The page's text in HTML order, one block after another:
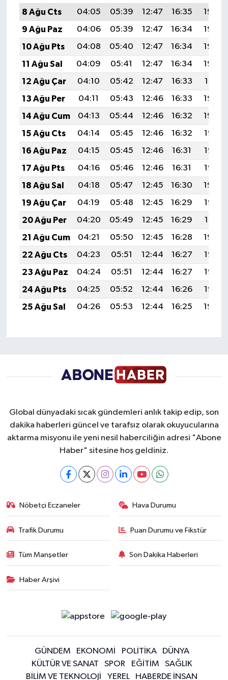
8 Ağu Cts
04:05 05:39 12:47 16:35
19:46
9 Ağu Paz
04:06 05:39 12:47 16:34
19:45
10 Ağu Pts
04:08 05:40 12:47 16:34
19:43
11 Ağu Sal
04:09 05:41 12:47 16:34
19:42
12 Ağu Çar
04:10 05:42 12:47 16:33
19:41
13 Ağu Per
04:11 05:43 12:46 16:33
19:40
14 Ağu Cum
04:13 05:44 12:46 16:32
19:39
15 Ağu Cts
04:14 05:45 12:46 16:32
19:37
16 Ağu Paz
04:15 05:45 12:46 16:31
19:36
17 Ağu Pts
04:16 05:46 12:46 16:31
19:35
18 Ağu Sal
04:18 05:47 12:45 16:30
19:34
19 Ağu Çar
04:19 05:48 12:45 16:29
19:32
20 Ağu Per
04:20 05:49 12:45 16:29
19:31
21 Ağu Cum
04:21 05:50 12:45 16:28
19:30
22 Ağu Cts
04:23 05:51 12:44 16:27
19:28
23 Ağu Paz
04:24 05:51 12:44 16:27
19:27
24 Ağu Pts
04:25 05:52 12:44 16:26
19:25
25 Ağu Sal
04:26 05:53 12:44 16:25 19:24
Global dünyadaki sıcak gündemleri anlık takip edip, son
dakika haberleri güncel ve tarafsız olarak okuyucularına
aktarma misyonu ile yeni nesil haberciliğin adresi "Abone
Haber" sitesine hoş geldiniz.
Nöbetçi Eczaneler Hava Durumu
Trafik Durumu Puan Durumu ve Fikstür
Tüm Manşetler Son Dakika Haberleri
Haber Arşivi
GÜNDEM EKONOMİ POLİTİKA
DÜNYA
KÜLTÜR VE SANAT
SPOR EĞİTİM
SAĞLIK
BİLİM VE TEKNOLOJİ
YEREL HABERDE İNSAN